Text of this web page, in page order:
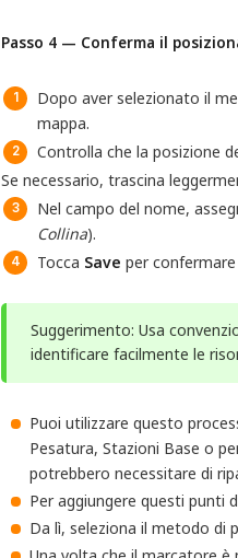
Passo 4 — Conferma il
Dopo aver selezionato il
mappa.
Controlla che la posizione
Se necessario, trascina
Nel campo del nome,
Collina).
Tocca Save per
Suggerimento: Usa
identificare facilmente le
Puoi utilizzare questo
Pesatura, Stazioni Base o
potrebbero necessitare di
Per aggiungere questi punti
Da lì, seleziona il metodo di